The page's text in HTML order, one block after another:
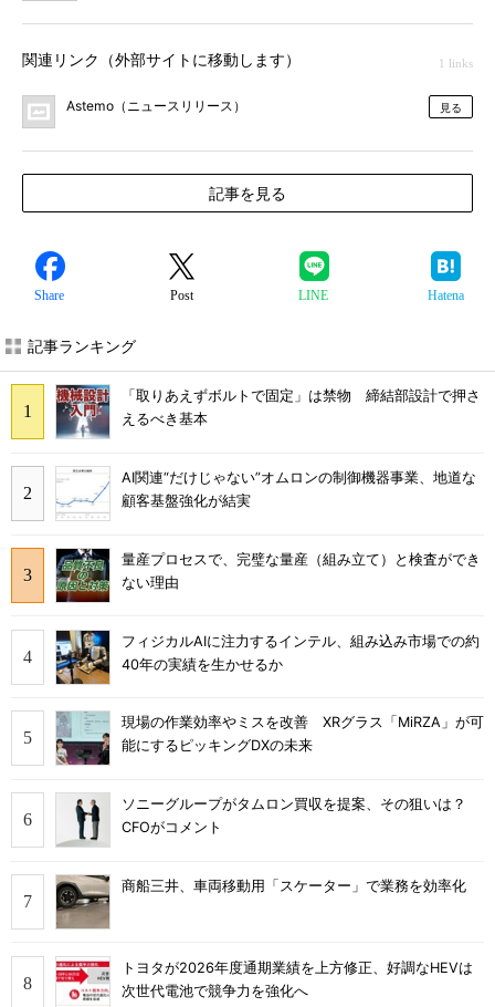
関連リンク（外部サイトに移動します） 1 links
Astemo（ニュースリリース） 見る
記事を見る
Share Post LINE Hatena
記事ランキング
「取りあえずボルトで固定」は禁物 締結部設計で押さ
えるべき基本
AI関連“だけじゃない”オムロンの制御機器事業、地道な
顧客基盤強化が結実
量産プロセスで、完璧な量産（組み立て）と検査ができ
ない理由
フィジカルAIに注力するインテル、組み込み市場での約
40年の実績を生かせるか
現場の作業効率やミスを改善 XRグラス「MiRZA」が可
能にするピッキングDXの未来
ソニーグループがタムロン買収を提案、その狙いは？
CFOがコメント
商船三井、車両移動用「スケーター」で業務を効率化
トヨタが2026年度通期業績を上方修正、好調なHEVは
次世代電池で競争力を強化へ